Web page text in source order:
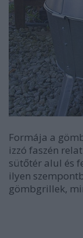
Formája a
izzó faszén
sütőtér alul és
ilyen
gömbgrillek,